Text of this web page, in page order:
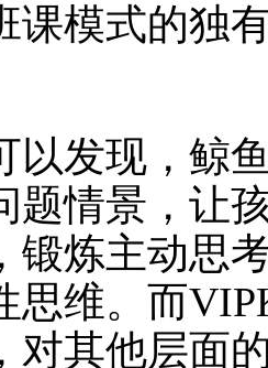
课模式的独
以发现，鲸
题情景，让
锻炼主动思
思维。而
对其他层面